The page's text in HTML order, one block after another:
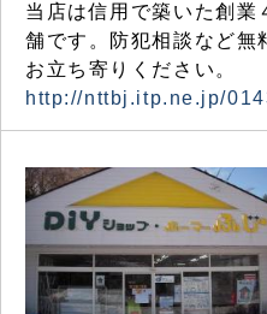
当店は信用で築いた創業
舗です。防犯相談など無
お立ち寄りください。
http://nttbj.itp.ne.jp/